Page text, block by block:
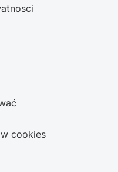
cookies